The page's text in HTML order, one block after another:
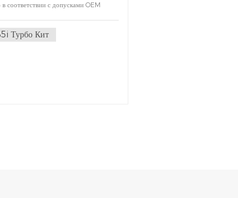
соответствии с допусками OEM
Турбо Кит